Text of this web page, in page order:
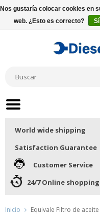
World wide shipping
Satisfaction Guarantee
Customer Service
24/7 Online shopping
Inicio Equivale Filtro de
Nos gustaría colocar cookies en
web. ¿Esto es correcto?
Sí